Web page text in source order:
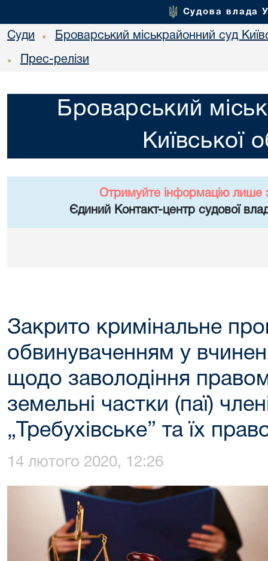
Судова влада
Суди • Броварський міськрайонний суд
• Прес-релізи
Броварський
Київської
Отримуйте інформацію лише
Єдиний Контакт-центр судової
Закрито кримінальне
обвинуваченням у
щодо заволодіння
земельні частки (паї)
„Требухівське” та їх
14 лютого 2020, 12:26